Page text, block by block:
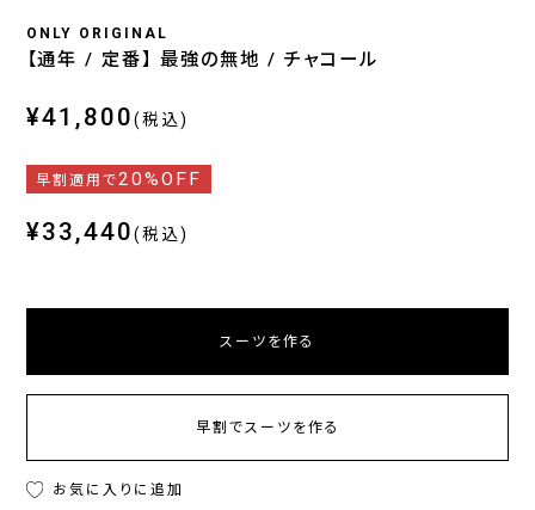
ONLY ORIGINAL
【通年 / 定番】 最強の無地 / チャコール
¥41,800(税込)
早割適用で20%OFF
¥33,440(税込)
スーツを作る
早割でスーツを作る
お気に入りに追加